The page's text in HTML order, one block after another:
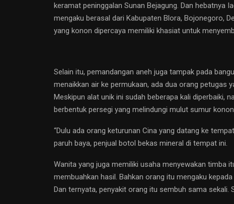
keramat peninggalan Sunan Bejagung. Dan hebatnya
mengaku berasal dari Kabupaten Blora, Bojonegoro,
yang konon dipercaya memiliki khasiat untuk
Selain itu, pemandangan aneh juga tampak pada
menaikkan air ke permukaan, ada dua orang petugas
Meskipun alat unik ini sudah beberapa kali diperbaiki,
berbentuk persegi yang melindungi mulut sumur
“Dulu ada orang keturunan Cina yang datang ke
paruh baya, penjual botol bekas mineral di tempat ini.
Wanita yang juga memiliki usaha menyewakan timba
membuahkan hasil. Bahkan orang itu mengaku
Dan ternyata, penyakit orang itu sembuh sama sekali.